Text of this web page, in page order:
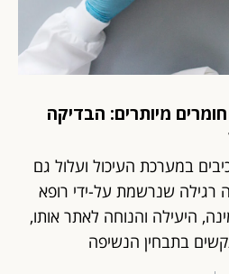
מיותרים: הבדיקה
במערכת העיכול ועלול גם
רגילה שנרשמת על-ידי רופא
היעילה והנוחה לאתר אותו,
בתבחין הנשיפה